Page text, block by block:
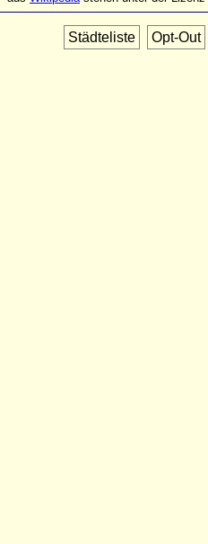
Städteliste Opt-Out